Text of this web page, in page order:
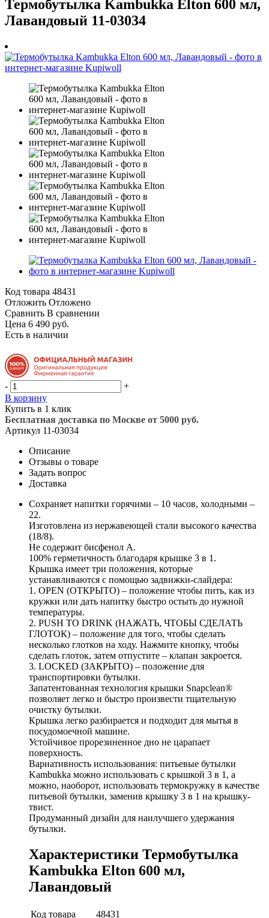
Термобутылка Kambukka Elton 600 мл,
Лавандовый 11-03034
Код товара 48431
Отложить Отложено
Сравнить В сравнении
Цена 6 490 руб.
Есть в наличии
-
+
В корзину
Купить в 1 клик
Бесплатная доставка по Москве от 5000 руб.
Артикул 11-03034
Описание
Отзывы о товаре
Задать вопрос
Доставка
Сохраняет напитки горячими – 10 часов, холодными –
22.
Изготовлена из нержавеющей стали высокого качества
(18/8).
Не содержит бисфенол А.
100% герметичность благодаря крышке 3 в 1.
Крышка имеет три положения, которые
устанавливаются с помощью задвижки-слайдера:
1. OPEN (ОТКРЫТО) – положение чтобы пить, как из
кружки или дать напитку быстро остыть до нужной
температуры.
2. PUSH TO DRINK (НАЖАТЬ, ЧТОБЫ СДЕЛАТЬ
ГЛОТОК) – положение для того, чтобы сделать
несколько глотков на ходу. Нажмите кнопку, чтобы
сделать глоток, затем отпустите – клапан закроется.
3. LOCKED (ЗАКРЫТО) – положение для
транспортировки бутылки.
Запатентованная технология крышки Snapclean®
позволяет легко и быстро произвести тщательную
очистку бутылки.
Крышка легко разбирается и подходит для мытья в
посудомоечной машине.
Устойчивое прорезиненное дно не царапает
поверхность.
Вариативность использования: питьевые бутылки
Kambukka можно использовать с крышкой 3 в 1, а
можно, наоборот, использовать термокружку в качестве
питьевой бутылки, заменив крышку 3 в 1 на крышку-
твист.
Продуманный дизайн для наилучшего удержания
бутылки.
Характеристики Термобутылка
Kambukka Elton 600 мл,
Лавандовый
Код товара 48431